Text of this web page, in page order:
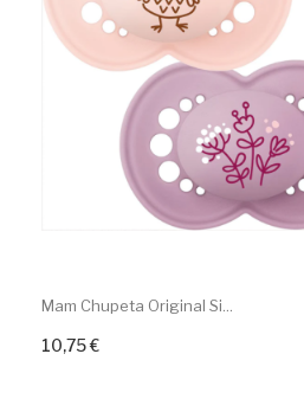
Mam Chupeta Original Si...
10,75 €Adicionar ao carrinho